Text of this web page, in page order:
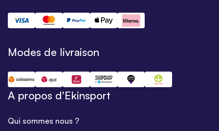
Modes de livraison
A propos d'Ekinsport
Qui sommes nous ?